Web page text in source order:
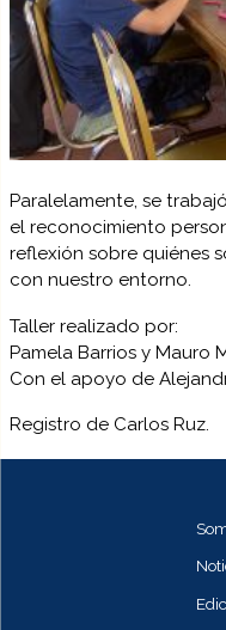
Paralelamente, se
el reconocimiento
reflexión sobre quiénes
con nuestro entorno.
Taller realizado por:
Pamela Barrios y Mauro
Con el apoyo de
Registro de Carlos Ruz.